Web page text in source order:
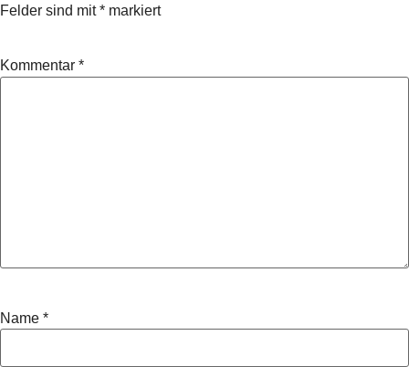
Felder sind mit* markiert
Kommentar *
Name *